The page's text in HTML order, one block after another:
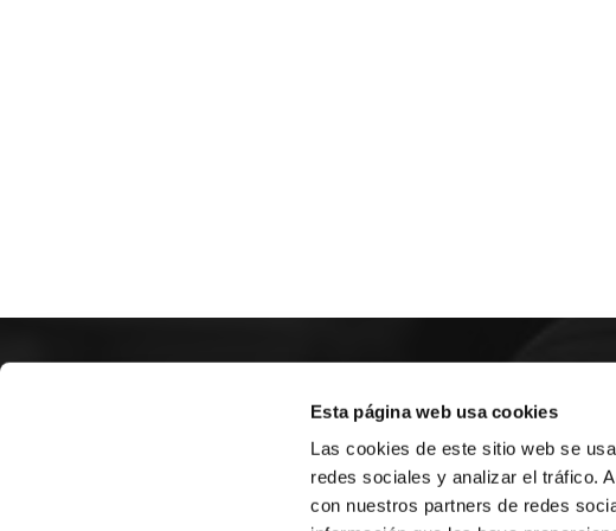
Esta página web usa cookies
Las cookies de este sitio web se
redes sociales y analizar el tráfico.
con nuestros partners de redes
SOBRE
CASTELLÓ
VALÈNCIA
ALACANT